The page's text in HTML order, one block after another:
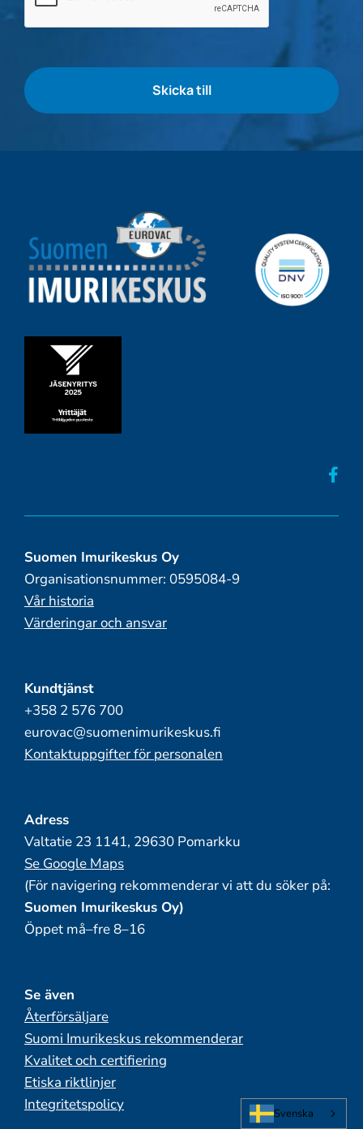
flaskor
Suomen Imurikeskus Oy
Organisationsnummer: 0595084-9
Vår historia
Värderingar och ansvar
Kundtjänst
+358 2 576 700
eurovac@suomenimurikeskus.fi
Kontaktuppgifter för personalen
Adress
Valtatie 23 1141, 29630 Pomarkku
Se Google Maps
(För navigering rekommenderar vi att du söker på:
Suomen Imurikeskus Oy)
Öppet må–fre 8–16
Se även
Återförsäljare
Suomi Imurikeskus rekommenderar
Kvalitet och certifiering
Etiska riktlinjer
Integritetspolicy
Svenska